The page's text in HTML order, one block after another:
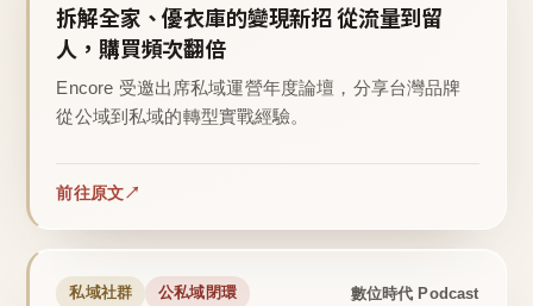
拆解全家、優衣庫的變現新招 從流量到留
人，購買頻次翻倍
Encore 受邀出席私域運營年度論壇，分享台灣品牌
從公域到私域的轉型實戰經驗。
前往原文
私域社群 公私域閉環 數位時代 Podcast